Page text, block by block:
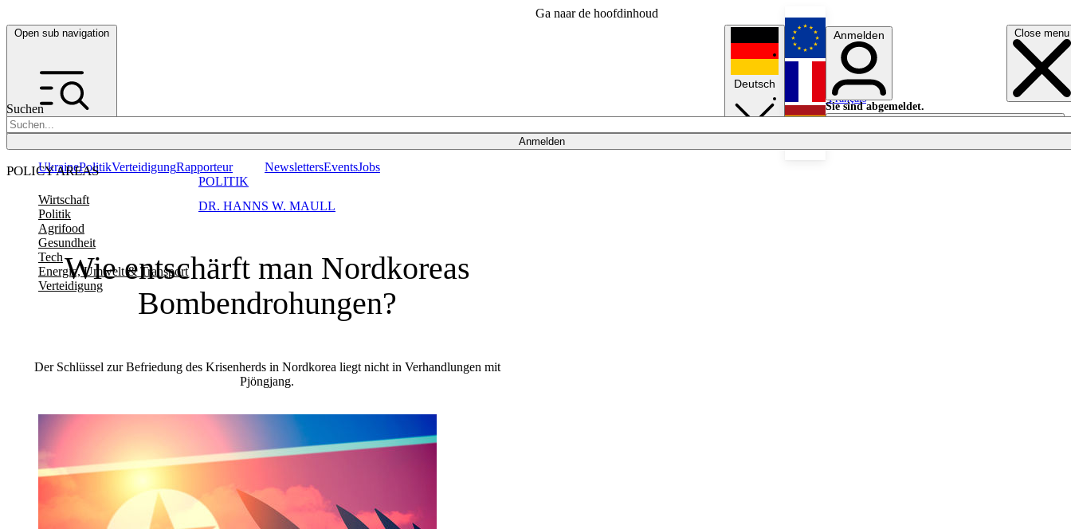
Ga naar de hoofdinhoud
Open sub navigation Close menu
Suchen
Anmelden
POLICY AREAS
Wirtschaft
Politik
Agrifood
Gesundheit
Tech
Energie, Umwelt & Transport
Verteidigung
UkrainePolitikVerteidigungRapporteur NewslettersEventsJobs
Deutsch
English
Français
Anmelden
Sie sind abgemeldet.
Anmelden
Licht aus
Wie entschärft man Nordkoreas
Bombendrohungen?
Der Schlüssel zur Befriedung des Krisenherds in Nordkorea liegt nicht in Verhandlungen mit
Pjöngjang.
DR. HANNS W. MAULL
POLITIK